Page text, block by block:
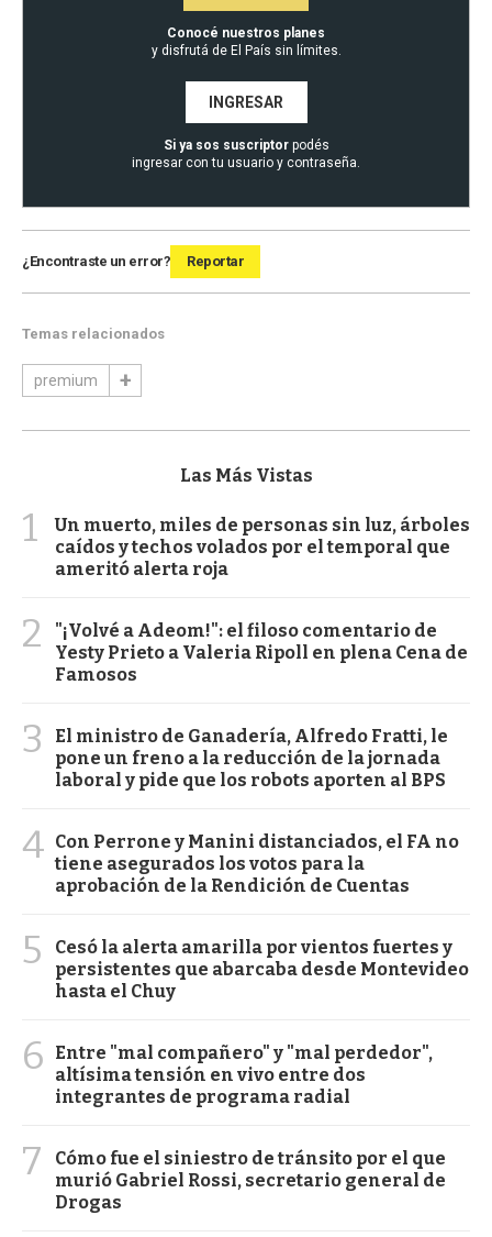
Conocé nuestros planes
y disfrutá de El País sin límites.
INGRESAR
Si ya sos suscriptorpodés
ingresar con tu usuario y contraseña.
¿Encontraste un error? Reportar
Temas relacionados
premium
Las Más Vistas
1
Un muerto, miles de personas sin luz, árboles
caídos y techos volados por el temporal que
ameritó alerta roja
2
"¡Volvé a Adeom!": el filoso comentario de
Yesty Prieto a Valeria Ripoll en plena Cena de
Famosos
3
El ministro de Ganadería, Alfredo Fratti, le
pone un freno a la reducción de la jornada
laboral y pide que los robots aporten al BPS
4 Con Perrone y Manini distanciados, el FA no
tiene asegurados los votos para la
aprobación de la Rendición de Cuentas
5
Cesó la alerta amarilla por vientos fuertes y
persistentes que abarcaba desde Montevideo
hasta el Chuy
6
Entre "mal compañero" y "mal perdedor",
altísima tensión en vivo entre dos
integrantes de programa radial
7
Cómo fue el siniestro de tránsito por el que
murió Gabriel Rossi, secretario general de
Drogas